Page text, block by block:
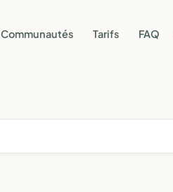
Communautés Tarifs FAQ